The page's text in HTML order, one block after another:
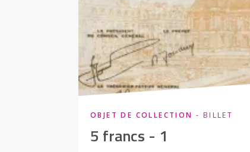
OBJET DE COLLECTION - BILLET
5 francs - 1